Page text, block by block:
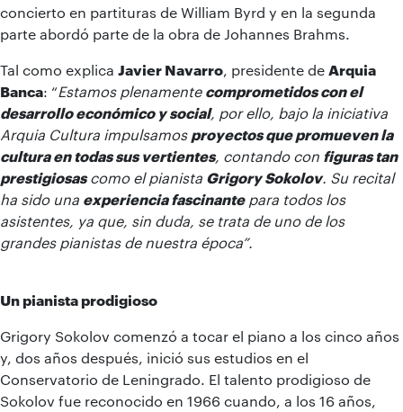
concierto en partituras de William Byrd y en la segunda
parte abordó parte de la obra de Johannes Brahms.
Tal como explica Javier Navarro , presidente de Arquia
Banca: “Estamos plenamente comprometidos con el
desarrollo económico y social, por ello, bajo la iniciativa
Arquia Cultura impulsamos proyectos que promueven la
cultura en todas sus vertientes, contando con figuras tan
prestigiosascomo el pianista Grigory Sokolov. Su recital
ha sido una experiencia fascinantepara todos los
asistentes, ya que, sin duda, se trata de uno de los
grandes pianistas de nuestra época”.
Un pianista prodigioso
Grigory Sokolov comenzó a tocar el piano a los cinco años
y, dos años después, inició sus estudios en el
Conservatorio de Leningrado. El talento prodigioso de
Sokolov fue reconocido en 1966 cuando, a los 16 años,